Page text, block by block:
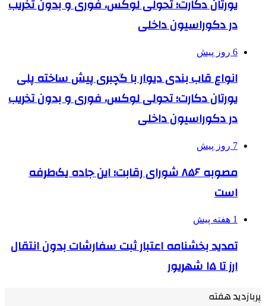
یورتان دکارت؛ تحولی لوکس، فوری و بدون تخریب
در دکوراسیون داخلی
6 روز پیش
انواع قاب بندی دیوار با گچبری پیش ساخته پلی
یورتان دکارت؛ تحولی لوکس، فوری و بدون تخریب
در دکوراسیون داخلی
7 روز پیش
مصوبه ۸۵۶ شورای رقابت؛ این جاده یک‌طرفه
است
1 هفته پیش
تمدید بخشنامه اعتبار ثبت سفارشات بدون انتقال
ارز تا ۱۵ شهریور
پربازدید هفته